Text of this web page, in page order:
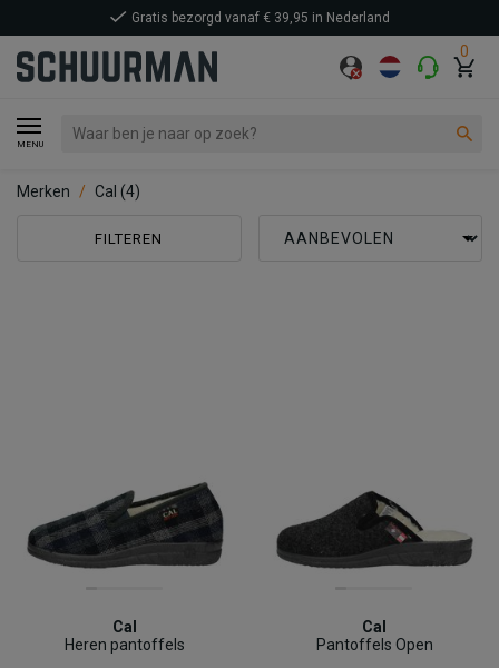
0
MENU
Gratis bezorgd vanaf € 39,95 in Nederland
Merken Cal (4)
FILTEREN
Cal
Heren pantoffels
Cal
Pantoffels Open